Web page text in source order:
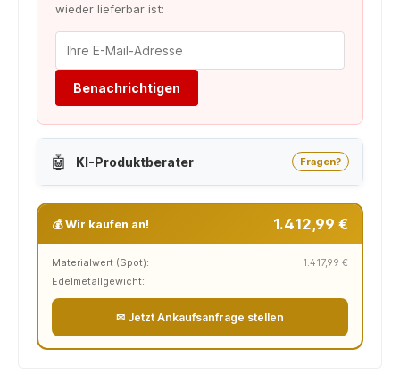
wieder lieferbar ist:
Benachrichtigen
🤖 KI-Produktberater Fragen?
💰 Wir kaufen an! 1.412,99 €
Materialwert (Spot):
1.417,99 €
Edelmetallgewicht:
✉ Jetzt Ankaufsanfrage stellen